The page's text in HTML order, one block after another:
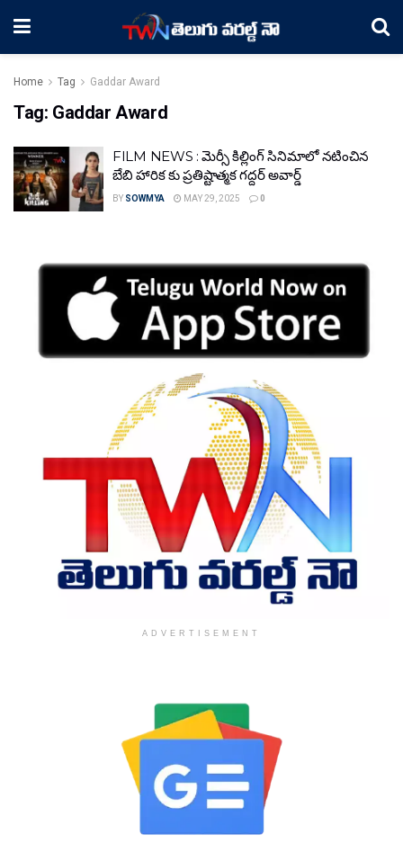
Home Tag Gaddar Award
Tag: Gaddar Award
FILM NEWS : మెర్సీ కిల్లింగ్ సినిమాలో నటించిన
బేబి హారిక కు ప్రతిష్టాత్మక గద్దర్ అవార్డ్
BY SOWMYA MAY 29, 2025 0
ADVERTISEMENT